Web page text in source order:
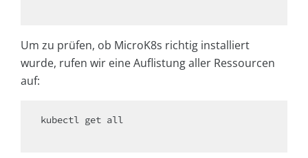
Um zu prüfen, ob MicroK8s richtig installiert
wurde, rufen wir eine Auflistung aller Ressourcen
auf:
kubectl get all